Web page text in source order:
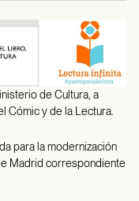
de Cultura, a
Cómic y de la Lectura.
para la modernización
Madrid correspondiente